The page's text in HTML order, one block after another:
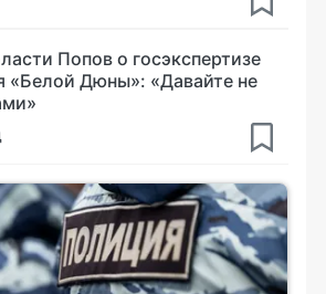
Попов о госэкспертизе
«Белой Дюны»: «Давайте не